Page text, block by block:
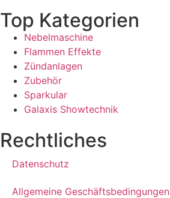
Top Kategorien
Nebelmaschine
Flammen Effekte
Zündanlagen
Zubehör
Sparkular
Galaxis Showtechnik
Rechtliches
Datenschutz
Allgemeine Geschäftsbedingungen